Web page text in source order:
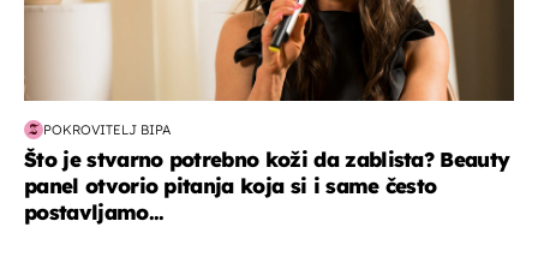
POKROVITELJ BIPA
Što je stvarno potrebno koži da zablista? Beauty
panel otvorio pitanja koja si i same često
postavljamo...